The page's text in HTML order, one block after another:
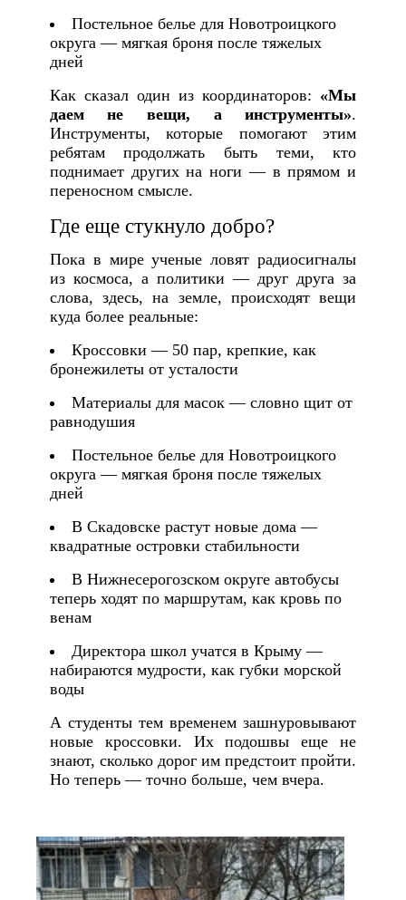
Постельное белье для Новотроицкого
округа — мягкая броня после тяжелых
дней
Как сказал один из координаторов: «Мы
даем не вещи, а инструменты».
Инструменты, которые помогают этим
ребятам продолжать быть теми, кто
поднимает других на ноги — в прямом и
переносном смысле.
Где еще стукнуло добро?
Пока в мире ученые ловят радиосигналы
из космоса, а политики — друг друга за
слова, здесь, на земле, происходят вещи
куда более реальные:
Кроссовки — 50 пар, крепкие, как
бронежилеты от усталости
Материалы для масок — словно щит от
равнодушия
Постельное белье для Новотроицкого
округа — мягкая броня после тяжелых
дней
В Скадовске растут новые дома —
квадратные островки стабильности
В Нижнесерогозском округе автобусы
теперь ходят по маршрутам, как кровь по
венам
Директора школ учатся в Крыму —
набираются мудрости, как губки морской
воды
А студенты тем временем зашнуровывают
новые кроссовки. Их подошвы еще не
знают, сколько дорог им предстоит пройти.
Но теперь — точно больше, чем вчера.